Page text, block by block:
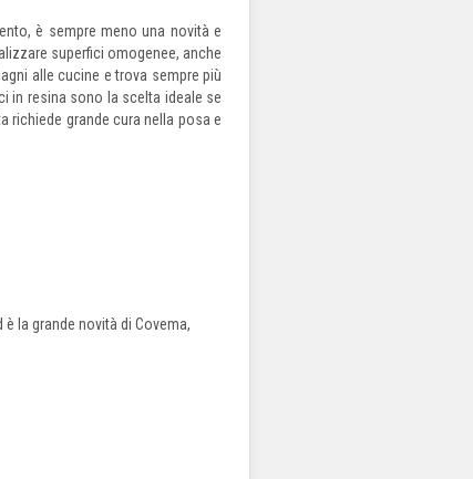
è sempre meno una novità e
superfici omogenee, anche
alle cucine e trova sempre più
in resina sono la scelta ideale se
richiede grande cura nella posa e
la grande novità di Covema,